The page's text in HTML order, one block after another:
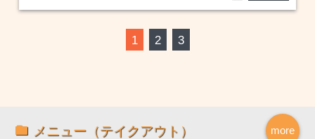
1 2 3
more
メニュー（テイクアウト）